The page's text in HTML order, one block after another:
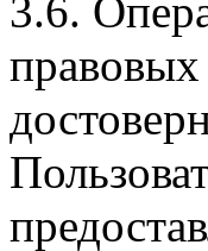
3.6.
правовых